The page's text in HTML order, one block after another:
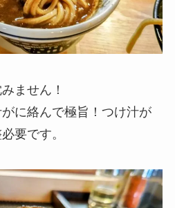
ません！
に絡んで極旨！つけ汁が
要です。